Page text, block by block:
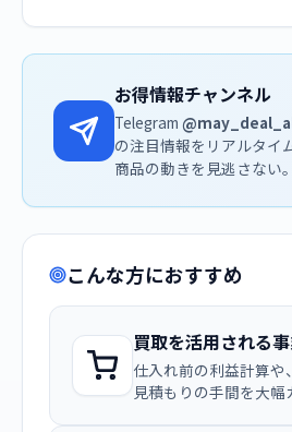
お得情報チャンネル
Telegram
の注目情報をリアルタイ
商品の動きを見逃さない。
こんな方におすすめ
買取を活用される
仕入れ前の利益計算や
見積もりの手間を大幅